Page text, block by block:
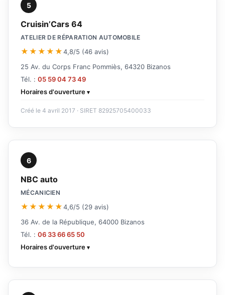
5
Cruisin’Cars 64
ATELIER DE RÉPARATION AUTOMOBILE
★★★★★4,8/5 (46 avis)
25 Av. du Corps Franc Pommiès, 64320 Bizanos
Tél. : 05 59 04 73 49
Horaires d'ouverture
Créé le 4 avril 2017 · SIRET 82925705400033
6
NBC auto
MÉCANICIEN
★★★★★4,6/5 (29 avis)
36 Av. de la République, 64000 Bizanos
Tél. : 06 33 66 65 50
Horaires d'ouverture